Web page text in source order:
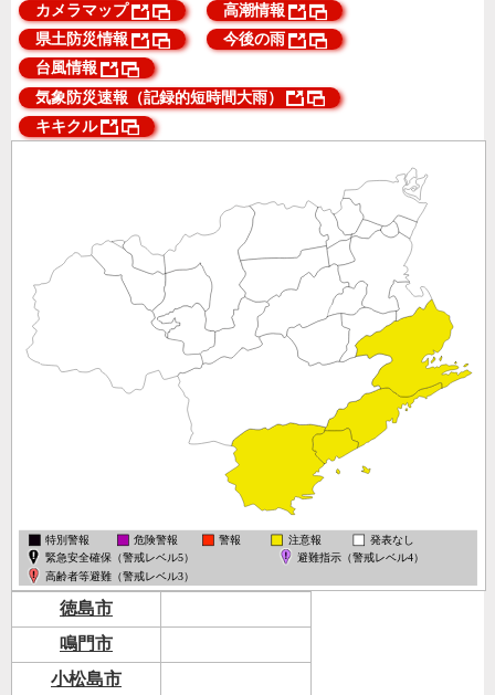
カメラマップ
高潮情報
県土防災情報
今後の雨
台風情報
気象防災速報（記録的短時間大雨）
キキクル
徳島市
鳴門市
小松島市